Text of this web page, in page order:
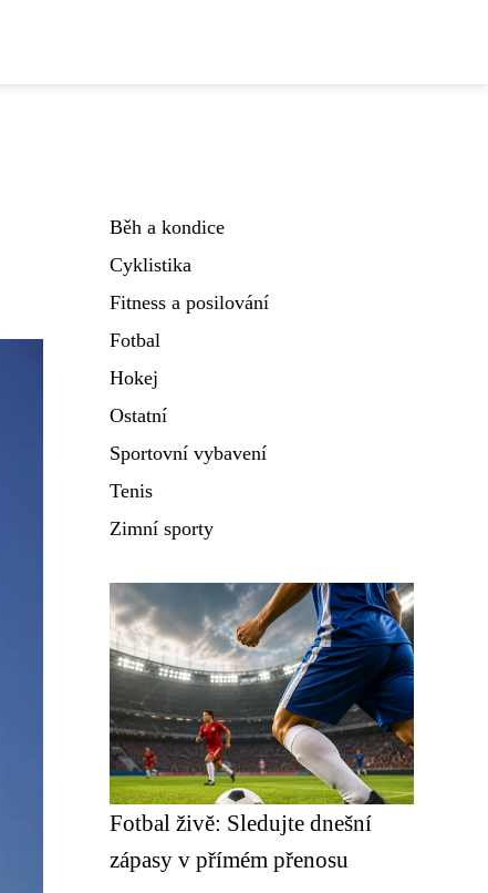
Běh a kondice
Cyklistika
Fitness a posilování
Fotbal
Hokej
Ostatní
Sportovní vybavení
Tenis
Zimní sporty
Fotbal živě: Sledujte dnešní
zápasy v přímém přenosu